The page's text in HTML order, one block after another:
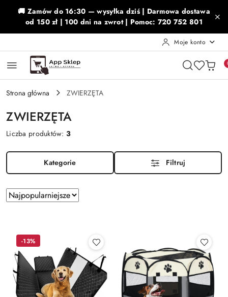
Przejdź do treści głównej
Przejdź do wyszukiwarki
Przejdź do moje konto
Przejdź do menu głównego
Przejdź do stopki
🚚 Zamów do 16:30 — wysyłka dziś | Darmowa dostawa
od 150 zł | 100 dni na zwrot | Pomoc: 720 752 801
Moje konto
Strona główna ZWIERZĘTA
ZWIERZĘTA
Liczba produktów:3
Kategorie Filtruj
Zastosowano
sortowanie:
Sortuj
według
-13%